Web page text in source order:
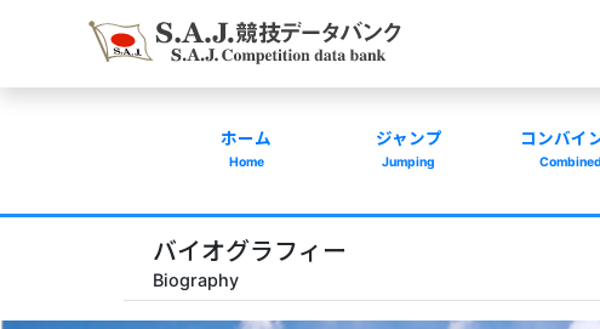
ホーム
Home
ジャンプ
Jumping
コンバイ
Combined
バイオグラフィー
Biography